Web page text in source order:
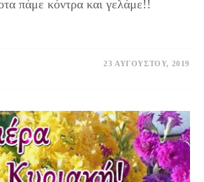
πάμε κόντρα και γελάμε!!
23 ΑΥΓΟΎΣΤΟΥ, 2019